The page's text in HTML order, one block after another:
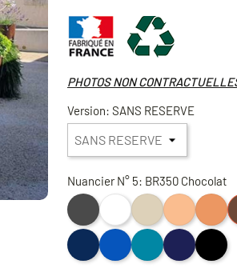
PHOTOS NON
Version: SANS RESERVE
Nuancier N° 5: BR350 Chocolat
G932 Anthracite
Blanc B715 IvoireTerre cuite
Terre
BL102 Bleu Cobalt
BL314 Bleu Azur
BL1984 Bleu Canard
VL714Noir